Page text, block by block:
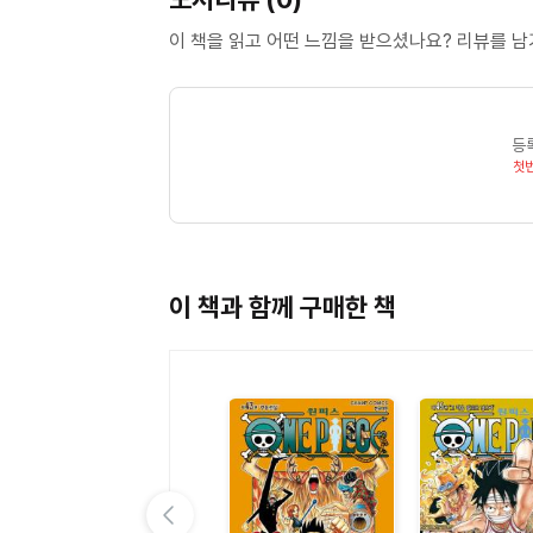
이 책을 읽고 어떤 느낌을 받으셨나요? 리뷰를
등
첫
이 책과 함께 구매한 책